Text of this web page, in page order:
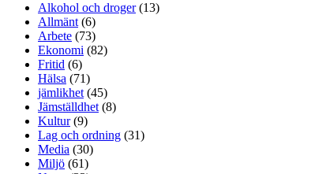
Alkohol och droger(13)
Allmänt (6)
Arbete (73)
Ekonomi (82)
Fritid (6)
Hälsa (71)
jämlikhet (45)
Jämställdhet (8)
Kultur(9)
Lag och ordning (31)
Media (30)
Miljö (61)